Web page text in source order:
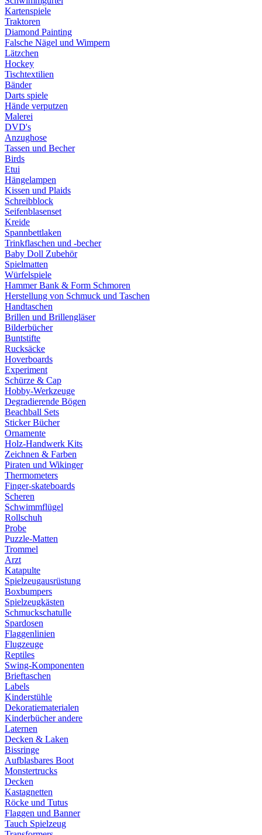
Kartenspiele
Traktoren
Diamond Painting
Falsche Nägel und Wimpern
Lätzchen
Hockey
Tischtextilien
Bänder
Darts spiele
Hände verputzen
Malerei
DVD's
Anzughose
Tassen und Becher
Birds
Etui
Hängelampen
Kissen und Plaids
Schreibblock
Seifenblasenset
Kreide
Spannbettlaken
Trinkflaschen und -becher
Baby Doll Zubehör
Spielmatten
Würfelspiele
Hammer Bank & Form Schmoren
Herstellung von Schmuck und Taschen
Handtaschen
Brillen und Brillengläser
Bilderbücher
Buntstifte
Rucksäcke
Hoverboards
Experiment
Schürze & Cap
Hobby-Werkzeuge
Degradierende Bögen
Beachball Sets
Sticker Bücher
Ornamente
Holz-Handwerk Kits
Zeichnen & Farben
Piraten und Wikinger
Thermometers
Finger-skateboards
Scheren
Schwimmflügel
Rollschuh
Probe
Puzzle-Matten
Trommel
Arzt
Katapulte
Spielzeugausrüstung
Boxbumpers
Spielzeugkästen
Schmuckschatulle
Spardosen
Flaggenlinien
Flugzeuge
Reptiles
Swing-Komponenten
Brieftaschen
Labels
Kinderstühle
Dekoratiematerialen
Kinderbücher andere
Laternen
Decken & Laken
Bissringe
Aufblasbares Boot
Monstertrucks
Decken
Kastagnetten
Röcke und Tutus
Flaggen und Banner
Tauch Spielzeug